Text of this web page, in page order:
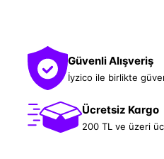
Güvenli Alışveriş
İyzico ile birlikte
Ücretsiz Kargo
200 TL ve üzeri